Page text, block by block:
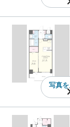
写真を